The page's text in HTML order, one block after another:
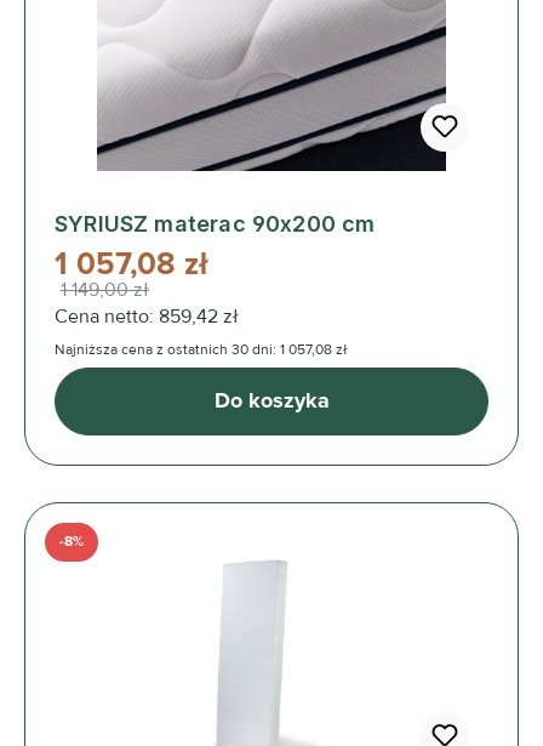
SYRIUSZ materac 90x200 cm
1 057,08 zł
1 149,00 zł
Cena netto: 859,42 zł
Najniższa cena z ostatnich 30 dni: 1 057,08 zł
Do koszyka
-8%